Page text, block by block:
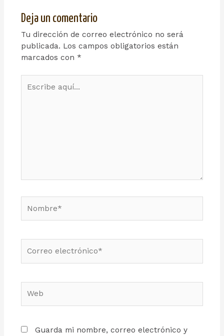
Deja un comentario
Tu dirección de correo electrónico no será
publicada. Los campos obligatorios están
marcados con *
Guarda mi nombre, correo electrónico y